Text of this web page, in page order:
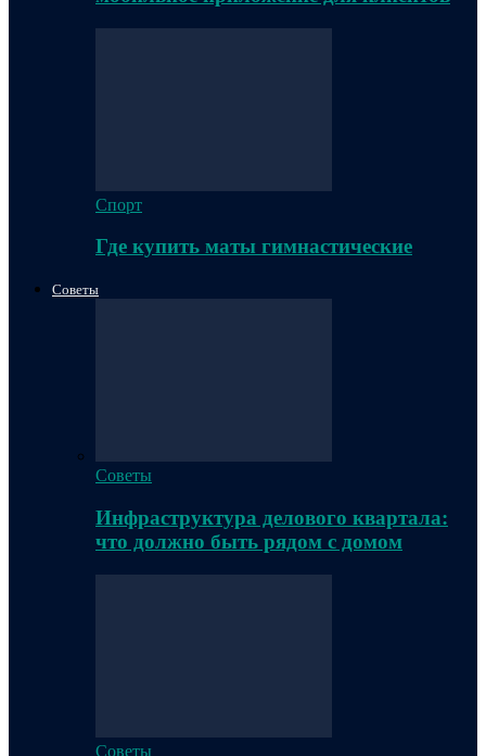
Спорт
Где купить маты гимнастические
Советы
Советы
Инфраструктура делового квартала:
что должно быть рядом с домом
Советы